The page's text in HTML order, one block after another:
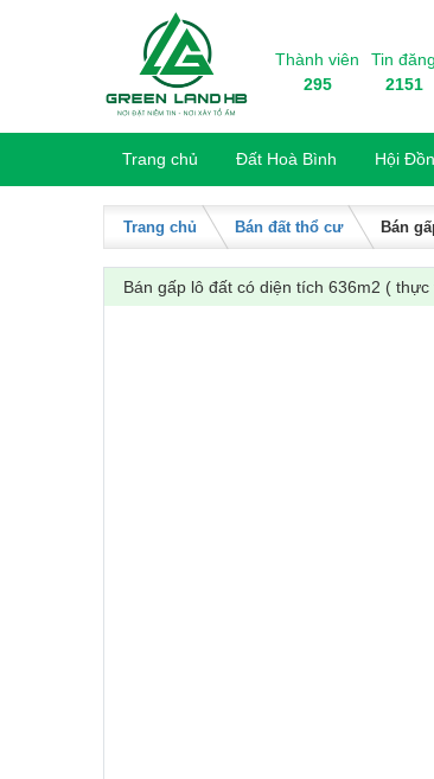
Thành viên
295
Tin đăng
2151
Trang chủ Đất Hoà Bình Hội
Trang chủ Bán đất thổ cư Bán
Bán gấp lô đất có diện tích 636m2 (